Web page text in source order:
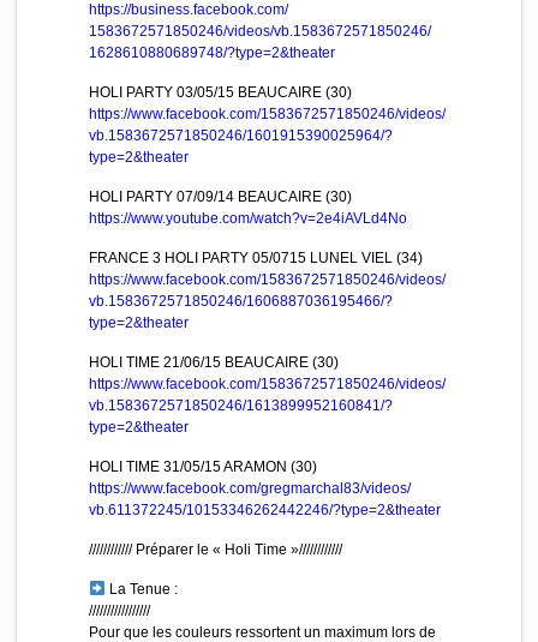
https://business.facebook.com/
1583672571850246/videos/vb.1583672571850246/
1628610880689748/?type=2&theater
HOLI PARTY 03/05/15 BEAUCAIRE (30)
https://www.facebook.com/1583672571850246/videos/
vb.1583672571850246/1601915390025964/?
type=2&theater
HOLI PARTY 07/09/14 BEAUCAIRE (30)
https://www.youtube.com/watch?v=2e4iAVLd4No
FRANCE 3 HOLI PARTY 05/0715 LUNEL VIEL (34)
https://www.facebook.com/1583672571850246/videos/
vb.1583672571850246/1606887036195466/?
type=2&theater
HOLI TIME 21/06/15 BEAUCAIRE (30)
https://www.facebook.com/1583672571850246/videos/
vb.1583672571850246/1613899952160841/?
type=2&theater
HOLI TIME 31/05/15 ARAMON (30)
https://www.facebook.com/gregmarchal83/videos/
vb.611372245/10153346262442246/?type=2&theater
//////////// Préparer le « Holi Time »////////////
La Tenue :
/////////////////
Pour que les couleurs ressortent un maximum lors de